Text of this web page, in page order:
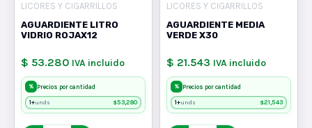
LICORES Y CIGARRILLOS
AGUARDIENTE LITRO
VIDRIO ROJAX12
$ 53.280 IVA incluido
% Precios por cantidad
1+unds $53,280
LICORES Y CIGARRILLOS
AGUARDIENTE MEDIA
VERDE X30
$ 21.543 IVA incluido
% Precios por cantidad
1+unds $21,543